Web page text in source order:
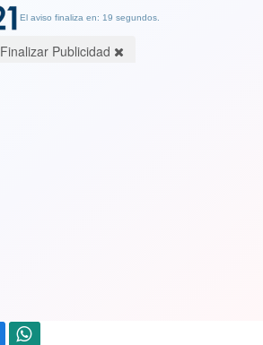
El aviso finaliza en: 19 segundos.
Finalizar Publicidad